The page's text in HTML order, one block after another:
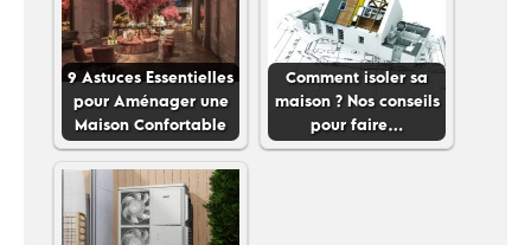
9 Astuces Essentielles
pour Aménager une
Maison Confortable
Comment isoler sa
maison ? Nos conseils
pour faire…